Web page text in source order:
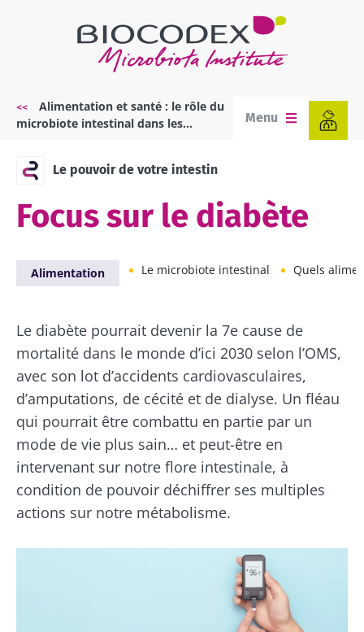
Fil
d'Ariane
Alimentation et santé : le rôle du
microbiote intestinal dans les
Menu
Le pouvoir de votre intestin
Focus sur le diabète
Alimentation Le microbiote intestinal Quels aliments
Le diabète pourrait devenir la 7e cause de
mortalité dans le monde d’ici 2030 selon l’OMS,
avec son lot d’accidents cardiovasculaires,
d’amputations, de cécité et de dialyse. Un fléau
qui pourrait être combattu en partie par un
mode de vie plus sain… et peut-être en
intervenant sur notre flore intestinale, à
condition de pouvoir déchiffrer ses multiples
actions sur notre métabolisme.